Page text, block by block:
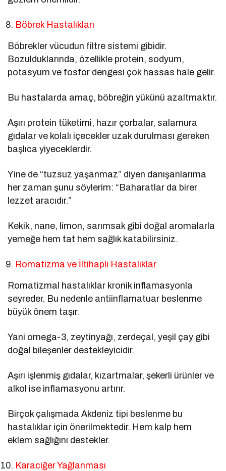
Böbrek Hastalıkları
Böbrekler vücudun filtre sistemi gibidir.
Bozulduklarında, özellikle protein, sodyum,
potasyum ve fosfor dengesi çok hassas hale gelir.
Bu hastalarda amaç, böbreğin yükünü azaltmaktır.
Aşırı protein tüketimi, hazır çorbalar, salamura
gıdalar ve kolalı içecekler uzak durulması gereken
başlıca yiyeceklerdir.
Yine de “tuzsuz yaşanmaz” diyen danışanlarıma
her zaman şunu söylerim: “Baharatlar da birer
lezzet aracıdır.”
Kekik, nane, limon, sarımsak gibi doğal aromalarla
yemeğe hem tat hem sağlık katabilirsiniz.
Romatizma ve İltihaplı Hastalıklar
Romatizmal hastalıklar kronik inflamasyonla
seyreder. Bu nedenle antiinflamatuar beslenme
büyük önem taşır.
Yani omega-3, zeytinyağı, zerdeçal, yeşil çay gibi
doğal bileşenler destekleyicidir.
Aşırı işlenmiş gıdalar, kızartmalar, şekerli ürünler ve
alkol ise inflamasyonu artırır.
Birçok çalışmada Akdeniz tipi beslenme bu
hastalıklar için önerilmektedir. Hem kalp hem
eklem sağlığını destekler.
Karaciğer Yağlanması